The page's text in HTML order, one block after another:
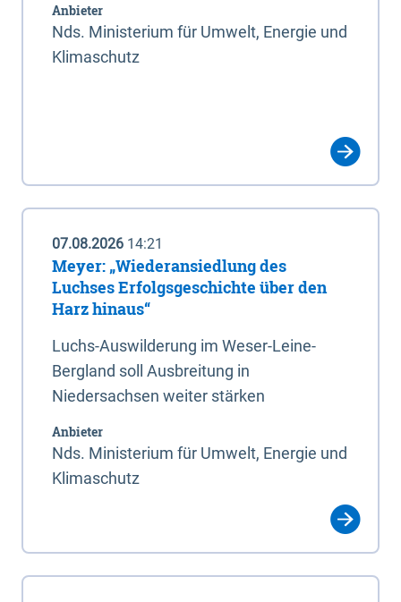
Anbieter
Nds. Ministerium für Umwelt, Energie und
Klimaschutz
07.08.2026 14:21
Meyer: „Wiederansiedlung des
Luchses Erfolgsgeschichte über den
Harz hinaus“
Luchs-Auswilderung im Weser-Leine-
Bergland soll Ausbreitung in
Niedersachsen weiter stärken
Anbieter
Nds. Ministerium für Umwelt, Energie und
Klimaschutz